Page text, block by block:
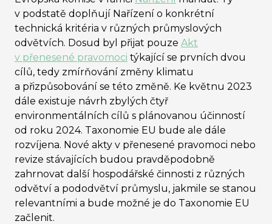
v podstatě doplňují Nařízení o konkrétní
technická kritéria v různých průmyslových
odvětvích. Dosud byl přijat pouze Akt
v přenesené pravomoci týkající se prvních dvou
cílů, tedy zmírňování změny klimatu
a přizpůsobování se této změně. Ke květnu 2023
dále existuje návrh zbylých čtyř
environmentálních cílů s plánovanou účinností
od roku 2024. Taxonomie EU bude ale dále
rozvíjena. Nové akty v přenesené pravomoci nebo
revize stávajících budou pravděpodobně
zahrnovat další hospodářské činnosti z různých
odvětví a pododvětví průmyslu, jakmile se stanou
relevantními a bude možné je do Taxonomie EU
začlenit.